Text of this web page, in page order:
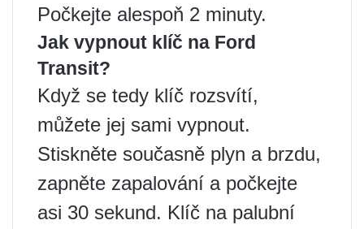
Počkejte alespoň 2 minuty.
Jak vypnout klíč na Ford
Transit?
Když se tedy klíč rozsvítí,
můžete jej sami vypnout.
Stiskněte současně plyn a brzdu,
zapněte zapalování a počkejte
asi 30 sekund. Klíč na palubní